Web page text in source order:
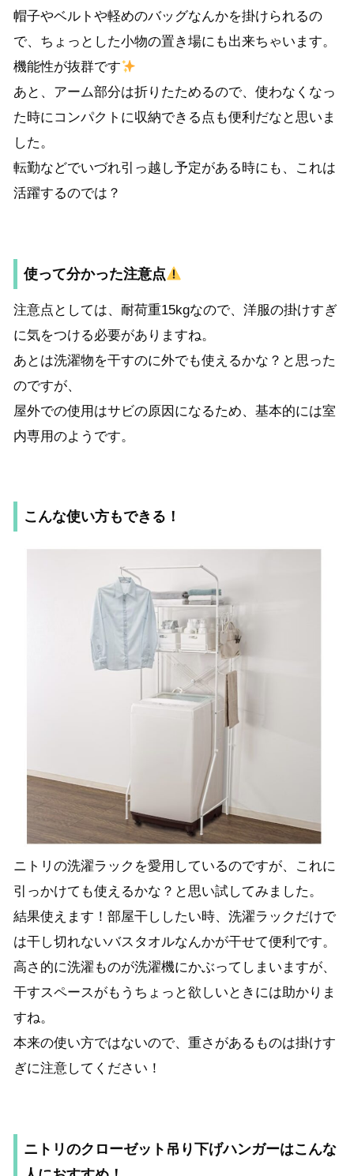
帽子やベルトや軽めのバッグなんかを掛けられるの
で、ちょっとした小物の置き場にも出来ちゃいます。
機能性が抜群です
あと、アーム部分は折りたためるので、使わなくなっ
た時にコンパクトに収納できる点も便利だなと思いま
した。
転勤などでいづれ引っ越し予定がある時にも、これは
活躍するのでは？
使って分かった注意点
注意点としては、耐荷重15kgなので、洋服の掛けすぎ
に気をつける必要がありますね。
あとは洗濯物を干すのに外でも使えるかな？と思った
のですが、
屋外での使用はサビの原因になるため、基本的には室
内専用のようです。
こんな使い方もできる！
ニトリの洗濯ラックを愛用しているのですが、これに
引っかけても使えるかな？と思い試してみました。
結果使えます！部屋干ししたい時、洗濯ラックだけで
は干し切れないバスタオルなんかが干せて便利です。
高さ的に洗濯ものが洗濯機にかぶってしまいますが、
干すスペースがもうちょっと欲しいときには助かりま
すね。
本来の使い方ではないので、重さがあるものは掛けす
ぎに注意してください！
ニトリのクローゼット吊り下げハンガーはこんな